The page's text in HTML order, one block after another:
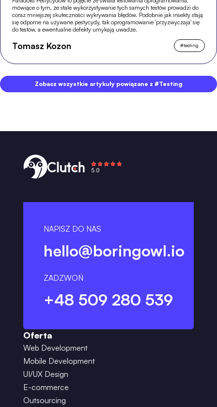
mówiące o tym, że stale wykorzystywanie tych samych testów prowadzi do
coraz mniejszej skuteczności wykrywania błędów. Podobnie jak insekty stają
się odporne na używane pestycydy, tak oprogramowanie 'przyzwyczaja' się
do testów, a ewentualne defekty umykają uwadze.
Tomasz Kozon #testing
Zobacz wszystkie artykuły powiązane z #Testing
NAPISZ DO NAS
hello@boringowl.io
ZADZWOŃ
+48 509 280 539
Oferta
Web Development
Mobile Development
UI/UX Design
E-commerce
Outsourcing